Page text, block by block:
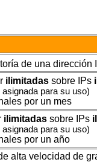
de una dirección
ilimitadas sobre IPs
para su uso)
por un mes
ilimitadas sobre IPs
para su uso)
por un año
alta velocidad de